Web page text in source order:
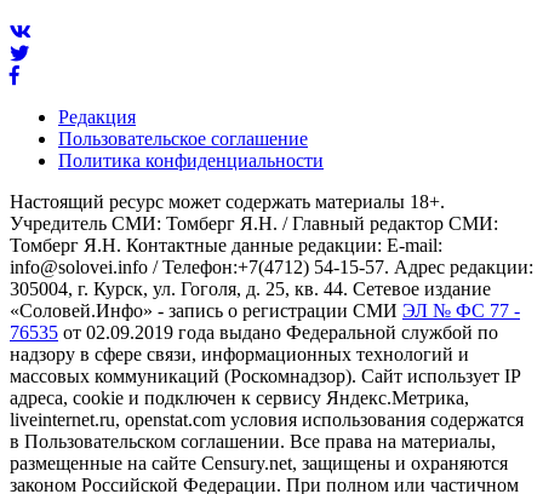
Редакция
Пользовательское соглашение
Политика конфиденциальности
Настоящий ресурс может содержать материалы 18+.
Учредитель СМИ: Томберг Я.Н. / Главный редактор СМИ:
Томберг Я.Н. Контактные данные редакции: E-mail:
info@solovei.info / Телефон:+7(4712) 54-15-57. Адрес редакции:
305004, г. Курск, ул. Гоголя, д. 25, кв. 44. Сетевое издание
«Соловей.Инфо» - запись о регистрации СМИ ЭЛ № ФС 77 -
76535 от 02.09.2019 года выдано Федеральной службой по
надзору в сфере связи, информационных технологий и
массовых коммуникаций (Роскомнадзор). Сайт использует IP
адреса, cookie и подключен к сервису Яндекс.Метрика,
liveinternet.ru, openstat.com условия использования содержатся
в Пользовательском соглашении. Все права на материалы,
размещенные на сайте Censury.net, защищены и охраняются
законом Российской Федерации. При полном или частичном